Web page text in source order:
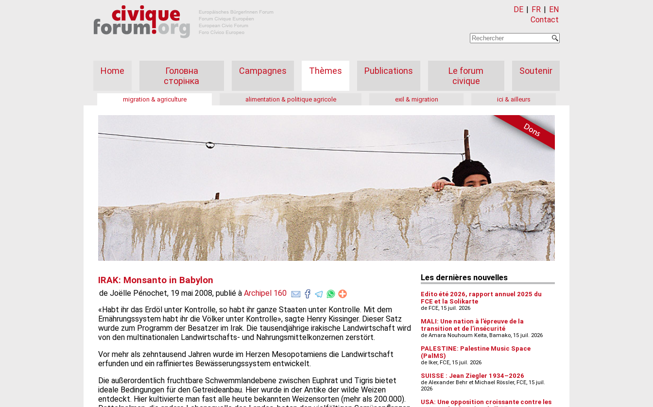
DE | FR | EN
Contact
Home
Головна
сторінка
Campagnes Thèmes Publications
Le forum
civique
Soutenir
migration & agriculture alimentation & politique agricole exil & migration ici & ailleurs
IRAK: Monsanto in Babylon
de Joëlle Pénochet, 19 mai 2008, publié à Archipel 160
«Habt ihr das Erdöl unter Kontrolle, so habt ihr ganze Staaten unter Kontrolle. Mit dem
Ernährungssystem habt ihr die Völker unter Kontrolle», sagte Henry Kissinger. Dieser Satz
wurde zum Programm der Besatzer im Irak. Die tausendjährige irakische Landwirtschaft wird
von den multinationalen Landwirtschafts- und Nahrungsmittelkonzernen zerstört.
Vor mehr als zehntausend Jahren wurde im Herzen Mesopotamiens die Landwirtschaft
erfunden und ein raffiniertes Bewässerungssystem entwickelt.
Die außerordentlich fruchtbare Schwemmlandebene zwischen Euphrat und Tigris bietet
ideale Bedingungen für den Getreideanbau. Hier wurde in der Antike der wilde Weizen
entdeckt. Hier kultivierte man fast alle heute bekannten Weizensorten (mehr als 200.000).